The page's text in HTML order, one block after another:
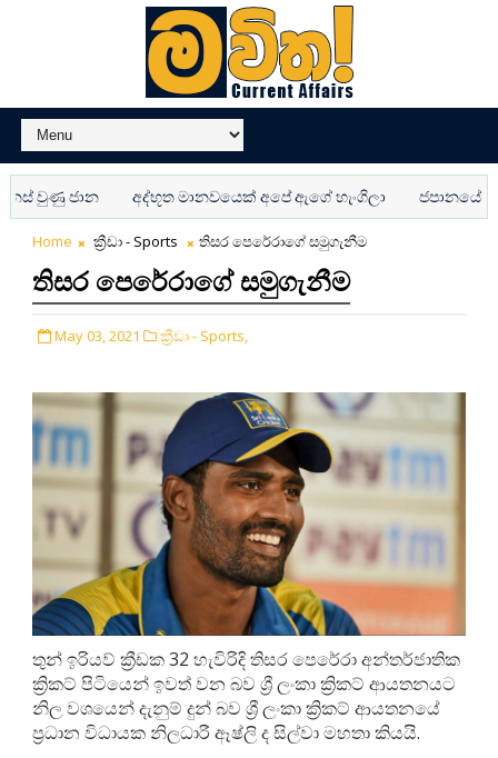
ජාන අද්භූත මානවයෙක් අපේ ඇගේ හැංගිලා ජපානයේ AI
Home ක්‍රීඩා - Sports තිසර පෙරේරාගේ සමුගැනීම
තිසර පෙරේරාගේ සමුගැනීම
May 03, 2021 ක්‍රීඩා - Sports,
තුන් ඉරියව් ක්‍රීඩක 32 හැවිරිදි තිසර පෙරේරා අන්තර්ජාතික
ක්‍රිකට් පිටියෙන් ඉවත් වන බව ශ්‍රී ලංකා ක්‍රිකට් ආයතනයට
නිල වශයෙන් දැනුම් දුන් බව ශ්‍රී ලංකා ක්‍රිකට් ආයතනයේ
ප්‍රධාන විධායක නිලධාරී ඈෂ්ලි ද සිල්වා මහතා කියයි.